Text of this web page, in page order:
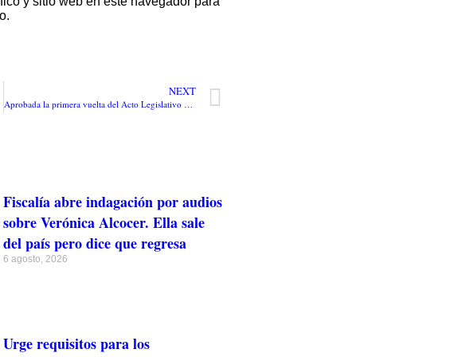
NEXT
Aprobada la primera vuelta del Acto Legislativo que reconoce a los campesinos como sujetos especiales de protección
Fiscalía abre indagación por audios
sobre Verónica Alcocer. Ella sale
del país pero dice que regresa
6 agosto, 2026
Urge requisitos para los